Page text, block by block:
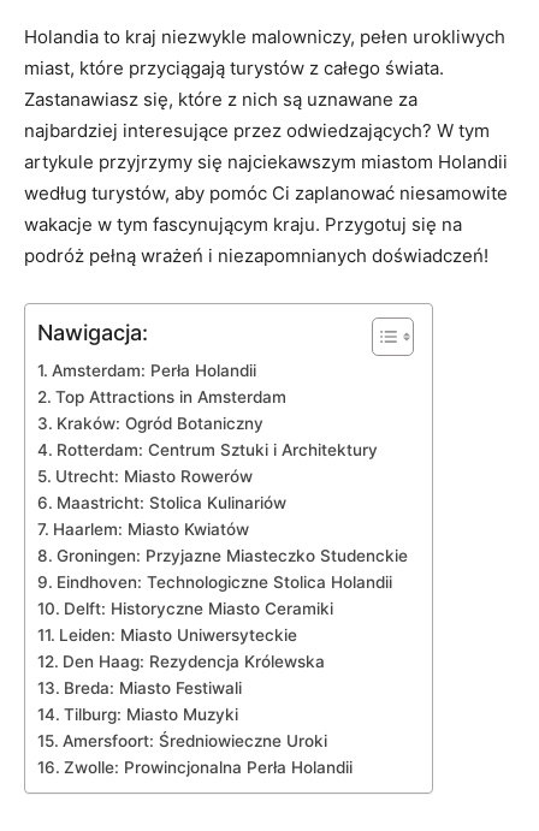
Holandia to ‍kraj niezwykle malowniczy,⁣ pełen urokliwych
miast, które przyciągają‌ turystów z całego świata.
Zastanawiasz się, które z nich ‌są‍ uznawane ⁤za
najbardziej interesujące przez odwiedzających? W tym
‌artykule⁣ przyjrzymy się najciekawszym miastom ⁢Holandii
według turystów, aby⁢ pomóc ⁣Ci zaplanować niesamowite⁣
wakacje w tym ​fascynującym kraju. Przygotuj ⁢się na
podróż pełną wrażeń i niezapomnianych doświadczeń!
Nawigacja:
Amsterdam: ​Perła Holandii
Top ‌Attractions in Amsterdam
Kraków: Ogród Botaniczny
Rotterdam: Centrum Sztuki i ‌Architektury
Utrecht: Miasto Rowerów
Maastricht: Stolica‌ Kulinariów
Haarlem: Miasto Kwiatów
Groningen: Przyjazne Miasteczko Studenckie
Eindhoven: Technologiczne Stolica Holandii
Delft: Historyczne Miasto Ceramiki
Leiden: Miasto Uniwersyteckie
Den ⁢Haag: Rezydencja Królewska
Breda: Miasto Festiwali
Tilburg: Miasto ⁤Muzyki
Amersfoort: Średniowieczne Uroki
Zwolle: Prowincjonalna Perła Holandii